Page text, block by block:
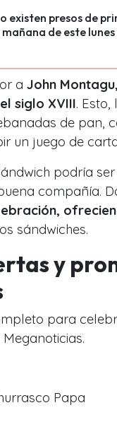
existen presos de
de este
a John
siglo XVIII. Esto,
de pan,
un juego de
podría
compañía.
sándwiches.
y
para
Papa